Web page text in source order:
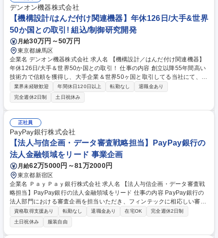
発は企画から納品まで1ヶ月～長期のPJTでは半年以上など様々です。
【プロジェクト事例】■社内各種申請システム構築■社内AI翻訳ツールの開
発 募集職種 【社内SE/ローコード開発】業務システムの開発・アップデー
ト担う/リモート可
デンオン機器株式会社
【機構設計/はんだ付け関連機器】年休126日/大手&世界
50か国との取引! 組込/制御研究開発
月給30万円～50万円
東京都練馬区
企業名 デンオン機器株式会社 求人名 【機構設計／はんだ付け関連機器】
年休126日/大手＆世界50か国との取引！ 仕事の内容 創立以降55年間高い
技術力で信頼を獲得し、大手企業＆世界50ヶ国と取引してる当社にて、は
んだ付け関連装置の開発部門における筐体・機構の構造設計を仕様決めか
ら詳細設計まで担当していただきます 【業務フロー】筐体設計の構想設
計、量産設計、改良設計・機構設計 【製品】リワークシステム、はんだ付
け装置/はんだ除去器など 【製品の魅力】創立以降55年間高い技術力で信
頼を獲得してきた当社の製品は、ソニー社など大手を含む携帯電話・テレ
ビ国内メーカーのを製造する8割以上の企業と取引をしております。世の
中に流通している製品に携われることはやりがいにも繋がります。 募集職
種 【機構設計／はんだ付け関連機器】年休126日/大手＆世界50か国との
取引！
業界未経験歓迎 年間休日120日以上 転勤なし
退職金あり
完全週休2日制
土日祝休み
正社員
PayPay銀行株式会社
【法人与信企画・データ審査戦略担当】PayPay銀行の
法人金融領域をリード 事業企画
月給62万5000円～81万2000円
東京都新宿区
企業名 ＰａｙＰａｙ銀行株式会社 求人名 【法人与信企画・データ審査戦
略担当】PayPay銀行の法人金融領域をリード 仕事の内容 PayPay銀行の
法人部門における審査企画を担当いただき、フィンテックに相応しい審査
の再定義、体制、企画、実務設計、育成、実行までを一気通貫で担う中核
ポジションです。 【データドリブン審査モデルの設計/実装】■財務デー
タ、行動データ、外部データを統合し、新たな法人審査手法構築■ルール
ベースから高度化モデルへの進化推進 【審査体制の高度化/仕組み化】■属
資格取得支援あり 転勤なし 退職金あり 在宅OK
完全週休2日制
土日祝休み
服装自由